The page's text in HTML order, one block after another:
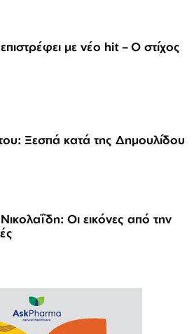
με νέο hit – Ο στίχος
Ξεσπά κατά της Δημουλίδου
εικόνες από την